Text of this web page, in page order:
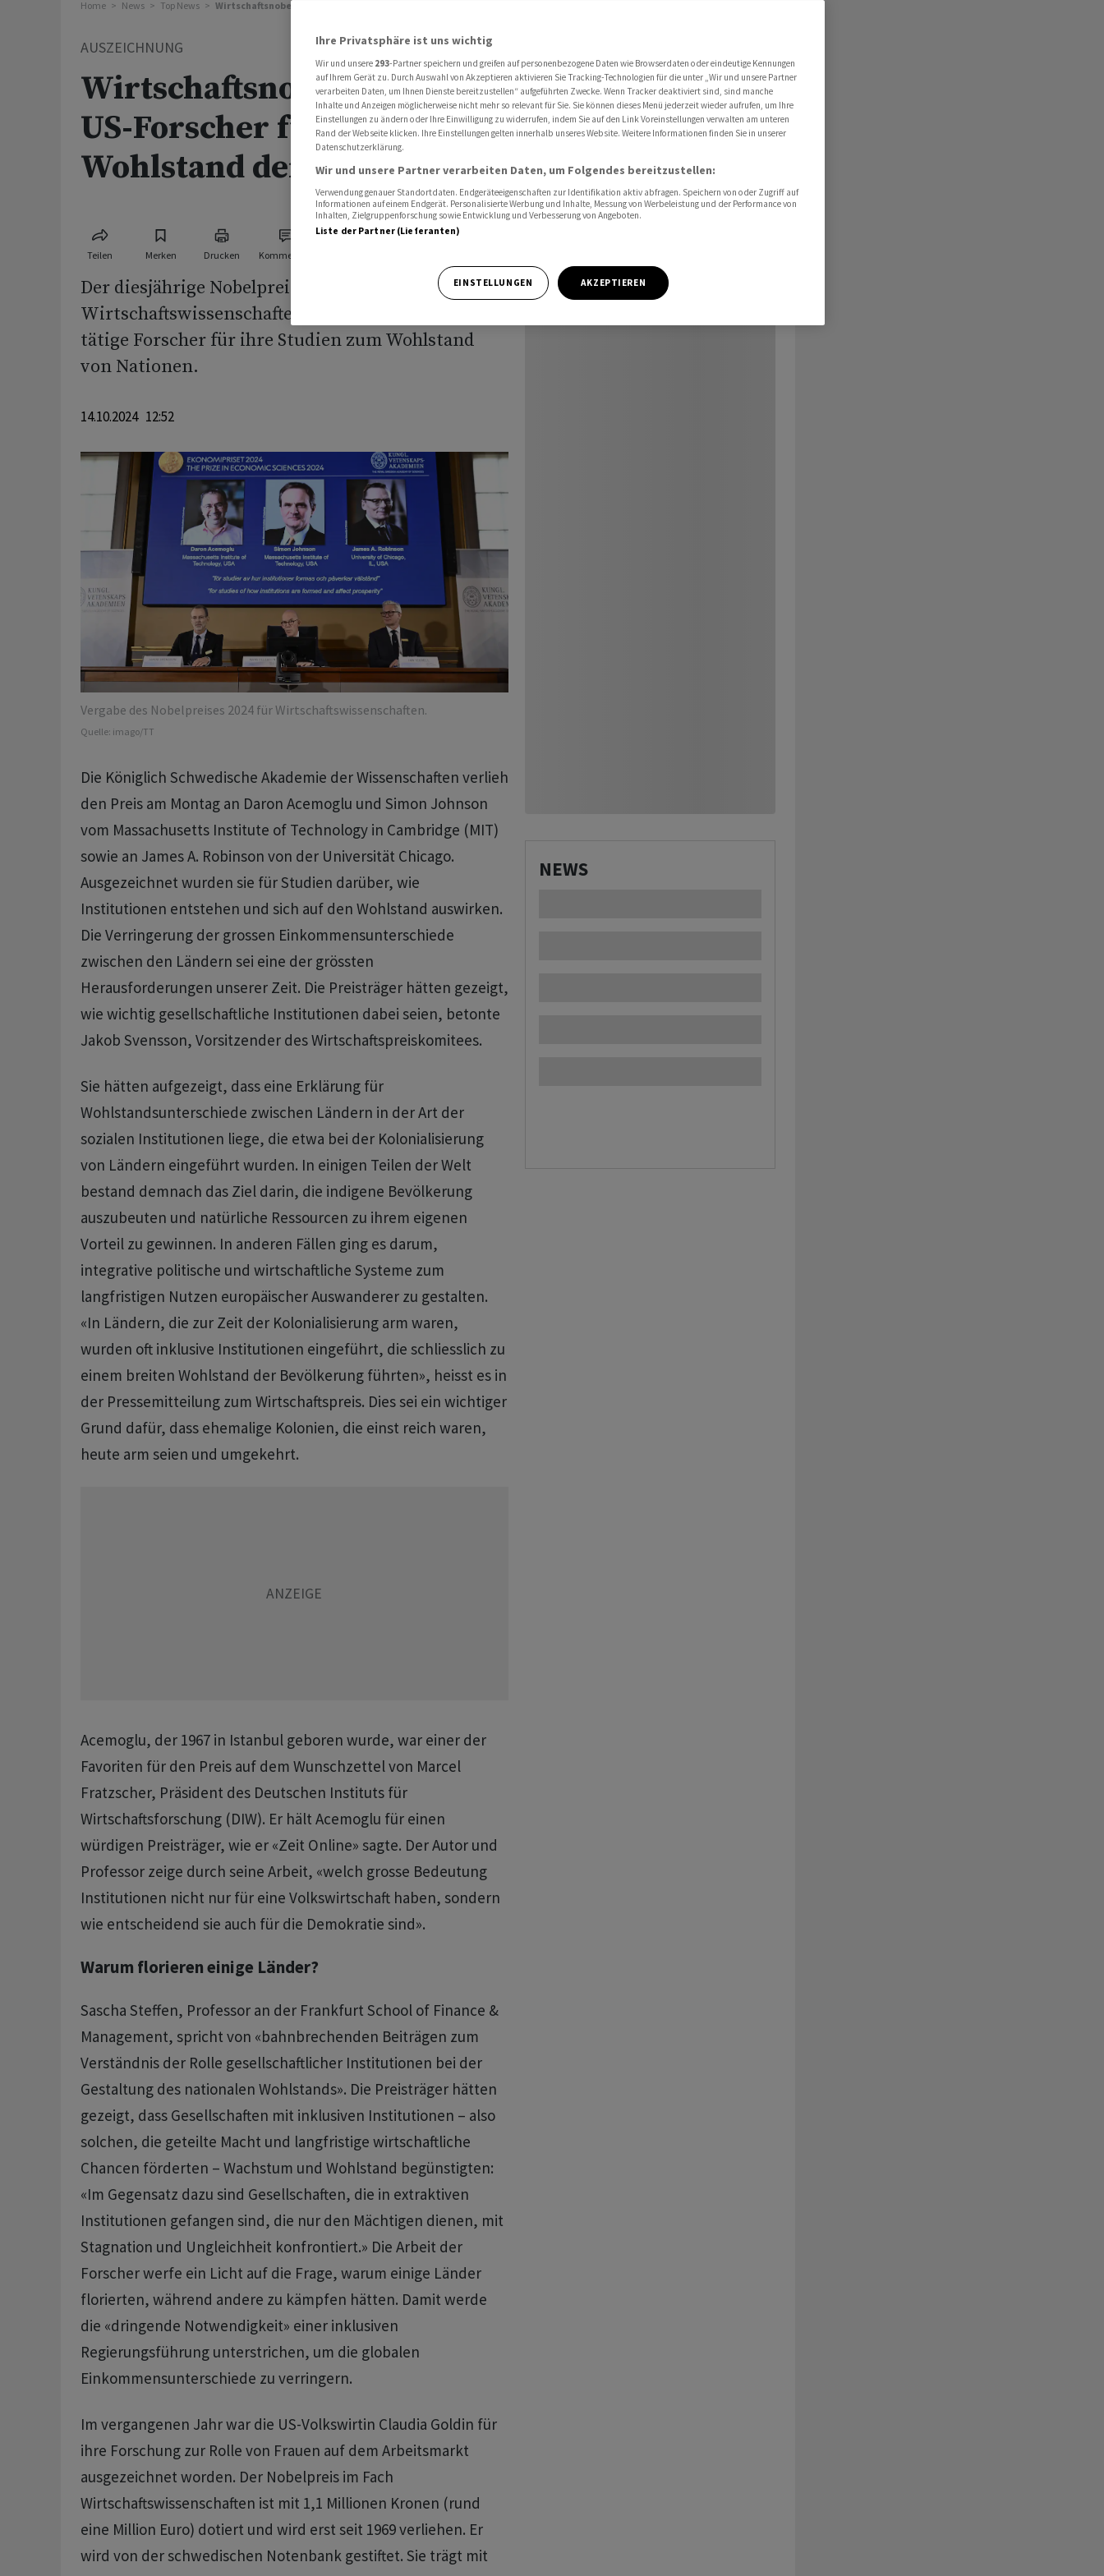
Home News Top News Wirtschaftsnobelpreis an US-Forscher für Studien zu Wohlstand der Nationen
AUSZEICHNUNG
Wirtschaftsnobelpreis an
US-Forscher für Studien zu
Wohlstand der Nationen
Teilen Merken Drucken Kommentare
Der diesjährige Nobelpreis für
Wirtschaftswissenschaften geht an drei in den USA
tätige Forscher für ihre Studien zum Wohlstand
von Nationen.
14.10.2024 12:52
Vergabe des Nobelpreises 2024 für Wirtschaftswissenschaften.
Quelle: imago/TT
Die Königlich Schwedische Akademie der Wissenschaften verlieh
den Preis am Montag an Daron Acemoglu und Simon Johnson
vom Massachusetts Institute of Technology in Cambridge (MIT)
sowie an James A. Robinson von der Universität Chicago.
Ausgezeichnet wurden sie für Studien darüber, wie
Institutionen entstehen und sich auf den Wohlstand auswirken.
Die Verringerung der grossen Einkommensunterschiede
zwischen den Ländern sei eine der grössten
Herausforderungen unserer Zeit. Die Preisträger hätten gezeigt,
wie wichtig gesellschaftliche Institutionen dabei seien, betonte
Jakob Svensson, Vorsitzender des Wirtschaftspreiskomitees.
Sie hätten aufgezeigt, dass eine Erklärung für
Wohlstandsunterschiede zwischen Ländern in der Art der
sozialen Institutionen liege, die etwa bei der Kolonialisierung
von Ländern eingeführt wurden. In einigen Teilen der Welt
bestand demnach das Ziel darin, die indigene Bevölkerung
auszubeuten und natürliche Ressourcen zu ihrem eigenen
Vorteil zu gewinnen. In anderen Fällen ging es darum,
integrative politische und wirtschaftliche Systeme zum
langfristigen Nutzen europäischer Auswanderer zu gestalten.
«In Ländern, die zur Zeit der Kolonialisierung arm waren,
wurden oft inklusive Institutionen eingeführt, die schliesslich zu
einem breiten Wohlstand der Bevölkerung führten», heisst es in
der Pressemitteilung zum Wirtschaftspreis. Dies sei ein wichtiger
Grund dafür, dass ehemalige Kolonien, die einst reich waren,
heute arm seien und umgekehrt.
Acemoglu, der 1967 in Istanbul geboren wurde, war einer der
Favoriten für den Preis auf dem Wunschzettel von Marcel
Fratzscher, Präsident des Deutschen Instituts für
Wirtschaftsforschung (DIW). Er hält Acemoglu für einen
würdigen Preisträger, wie er «Zeit Online» sagte. Der Autor und
Professor zeige durch seine Arbeit, «welch grosse Bedeutung
Institutionen nicht nur für eine Volkswirtschaft haben, sondern
wie entscheidend sie auch für die Demokratie sind».
Warum florieren einige Länder?
Sascha Steffen, Professor an der Frankfurt School of Finance &
Management, spricht von «bahnbrechenden Beiträgen zum
Verständnis der Rolle gesellschaftlicher Institutionen bei der
Gestaltung des nationalen Wohlstands». Die Preisträger hätten
gezeigt, dass Gesellschaften mit inklusiven Institutionen – also
solchen, die geteilte Macht und langfristige wirtschaftliche
Chancen förderten – Wachstum und Wohlstand begünstigten:
«Im Gegensatz dazu sind Gesellschaften, die in extraktiven
Institutionen gefangen sind, die nur den Mächtigen dienen, mit
Stagnation und Ungleichheit konfrontiert.» Die Arbeit der
Forscher werfe ein Licht auf die Frage, warum einige Länder
florierten, während andere zu kämpfen hätten. Damit werde
die «dringende Notwendigkeit» einer inklusiven
Regierungsführung unterstrichen, um die globalen
Einkommensunterschiede zu verringern.
Im vergangenen Jahr war die US-Volkswirtin Claudia Goldin für
ihre Forschung zur Rolle von Frauen auf dem Arbeitsmarkt
ausgezeichnet worden. Der Nobelpreis im Fach
Wirtschaftswissenschaften ist mit 1,1 Millionen Kronen (rund
eine Million Euro) dotiert und wird erst seit 1969 verliehen. Er
wird von der schwedischen Notenbank gestiftet. Sie trägt mit
NEWS
Ihre Privatsphäre ist uns wichtig
Wir und unsere 293-Partner speichern und greifen auf personenbezogene Daten wie Browserdaten oder eindeutige Kennungen
auf Ihrem Gerät zu. Durch Auswahl von Akzeptieren aktivieren Sie Tracking-Technologien für die unter „Wir und unsere Partner
verarbeiten Daten, um Ihnen Dienste bereitzustellen“ aufgeführten Zwecke. Wenn Tracker deaktiviert sind, sind manche
Inhalte und Anzeigen möglicherweise nicht mehr so relevant für Sie. Sie können dieses Menü jederzeit wieder aufrufen, um Ihre
Einstellungen zu ändern oder Ihre Einwilligung zu widerrufen, indem Sie auf den Link Voreinstellungen verwalten am unteren
Rand der Webseite klicken. Ihre Einstellungen gelten innerhalb unseres Website. Weitere Informationen finden Sie in unserer
Datenschutzerklärung.
Wir und unsere Partner verarbeiten Daten, um Folgendes bereitzustellen:
Verwendung genauer Standortdaten. Endgeräteeigenschaften zur Identifikation aktiv abfragen. Speichern von oder Zugriff auf
Informationen auf einem Endgerät. Personalisierte Werbung und Inhalte, Messung von Werbeleistung und der Performance von
Inhalten, Zielgruppenforschung sowie Entwicklung und Verbesserung von Angeboten.
Liste der Partner (Lieferanten)
EINSTELLUNGEN AKZEPTIEREN